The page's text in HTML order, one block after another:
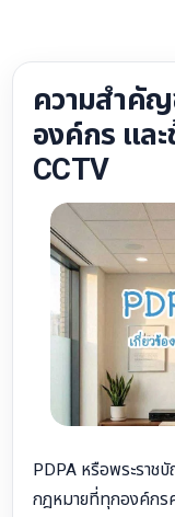
ความสำคั
องค์กร แล
CCTV
PDPA หรือพระรา
กฎหมายที่ทุกองค์กร